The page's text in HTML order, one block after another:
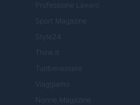
Professione Lavoro
Sport Magazine
Style24
Think.it
Tuobenessere
Viaggiamo
Nonne Magazine